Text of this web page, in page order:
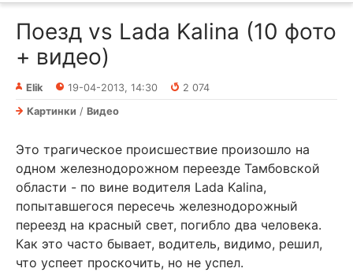
Поезд vs Lada Kalina (10 фото
+ видео)
Elik 19-04-2013, 14:30
2 074
Картинки / Видео
Это трагическое происшествие произошло на
одном железнодорожном переезде Тамбовской
области - по вине водителя Lada Kalina,
попытавшегося пересечь железнодорожный
переезд на красный свет, погибло два человека.
Как это часто бывает, водитель, видимо, решил,
что успеет проскочить, но не успел.